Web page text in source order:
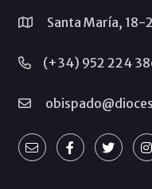
Santa María, 18-
(+34) 952 224